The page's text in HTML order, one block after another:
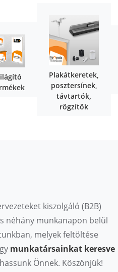
Plakátkeretek,
posztersínek,
távtartók,
rögzítők
kiszolgáló (B2B)
néhány munkanapon belül
melyek feltöltése
munkatársainkat keresve
Önnek. Köszönjük!